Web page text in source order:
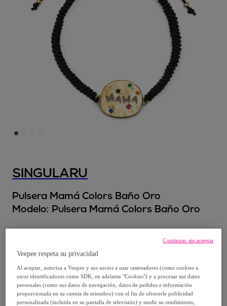
SINGULARU
Pulsera Mamá Colors Baño Oro
Modelo: Pulsera Mamá Colors Baño Oro
35,99 €
-22%
Vendido porSingularu
Veepee respeta su privacidad
Al aceptar, autoriza a Veepee y sus socios a usar rastreadores (como cookies u
otros identificadores como SDK, en adelante "Cookies") y a procesar sus datos
personales (como sus datos de navegación, datos de pedidos e información
proporcionada en su cuenta de miembro) con el fin de ofrecerle publicidad
personalizada (incluida en su pantalla de televisión) y medir su rendimiento,
Continuar sin aceptar